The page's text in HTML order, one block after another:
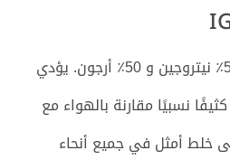
الأرجونيت هو خليط من 50٪ نيتروجين و 50٪ أرجون. يؤدي
نسبيًا مقارنة بالهواء مع
خلط أمثل في جميع أنحاء